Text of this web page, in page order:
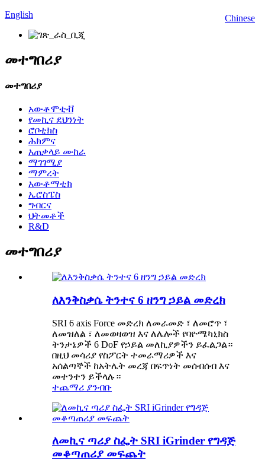
Chinese
English
መተግበሪያ
መተግበሪያ
አውቶሞቲቭ
የመኪና ደህንነት
ሮቦቲክስ
ሕክምና
አጠቃላይ ሙከራ
ማገገሚያ
ማምረት
አውቶማቲክ
ኤሮስፔስ
ግብርና
ህትመቶች
R&D
መተግበሪያ
ለእንቅስቃሴ ትንተና 6 ዘንግ ኃይል መድረክ
SRI 6 axis Force መድረክ ለመራመድ ፣ ለመሮጥ ፣
ለመዝለል ፣ ለመወዛወዝ እና ለሌሎች የባዮሜካኒክስ
ትንታኔዎች 6 DoF የኃይል መለኪያዎችን ይፈልጋል።
በዚህ መሳሪያ የስፖርት ተመራማሪዎች እና
አሰልጣኞች ከአትሌት መረጃ በፍጥነት መሰብሰብ እና
መተንተን ይችላሉ።
ተጨማሪ ያንብቡ
ለመኪና ጣሪያ ስፌት SRI iGrinder የግዳጅ
መቆጣጠሪያ መፍጨት